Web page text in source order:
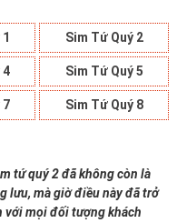
Sim Tứ Quý 2
4 Sim Tứ Quý 5
7 Sim Tứ Quý 8
tứ quý 2 đã không còn là
lưu, mà giờ điều này đã trở
với mọi đối tượng khách